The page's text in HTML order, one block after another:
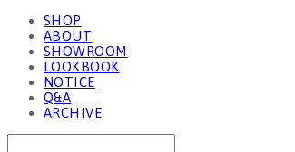
SHOP
ABOUT
SHOWROOM
LOOKBOOK
NOTICE
Q&A
ARCHIVE